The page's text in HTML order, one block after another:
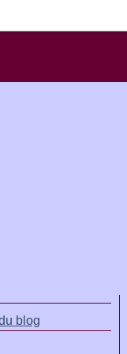
blog